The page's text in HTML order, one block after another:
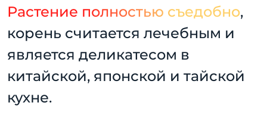
Растение полностью съедобно,
корень считается лечебным и
является деликатесом в
китайской, японской и тайской
кухне.